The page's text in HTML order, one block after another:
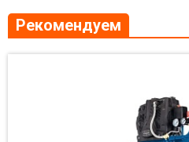
Рекомендуем